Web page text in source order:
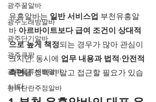
광주꿀알바
광주노래방알바
광주단기알바
광주쿠팡
광주물류센터알바
평택단란주점알바
유흥알바는 일반 서비스업 부천유흥알
바 아르바이트보다 급여 조건이 상대적
으로 높게 책정되는 경우가 많아 관심이
크지만, 동시에 업무 내용과 법적·안전적
측면을 정확히 알고 접근할 필요가 있습
니다.